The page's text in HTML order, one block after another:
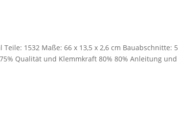
1532 Maße: 66 x 13,5 x 2,6 cm Bauabschnitte: 5
Qualität und Klemmkraft 80% 80% Anleitung und